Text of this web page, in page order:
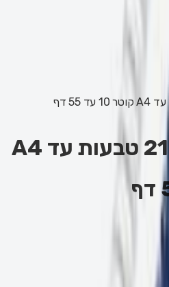
ספירל לכריכה 21 טבעות עד A4